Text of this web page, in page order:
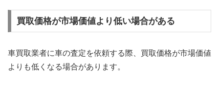
買取価格が市場価値より低い場合がある
車買取業者に車の査定を依頼する際、買取価格が市場価値
よりも低くなる場合があります。